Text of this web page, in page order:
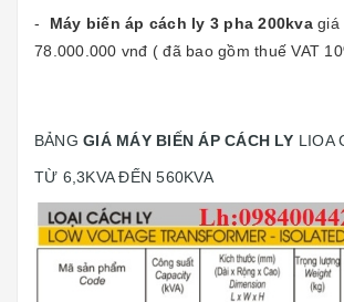
- Máy biến áp cách ly 3 pha 200kva giá
78.000.000 vnđ ( đã bao gồm thuế VAT
BẢNG GIÁ MÁY BIẾN ÁP CÁCH LY LIOA
TỪ 6,3KVA ĐẾN 560KVA